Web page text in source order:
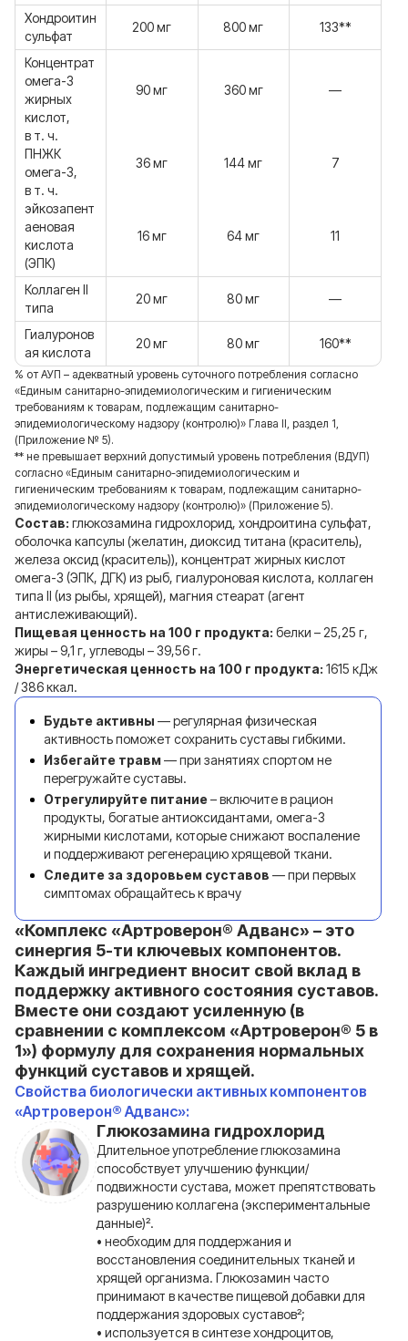
Хондроитин
сульфат
200 мг 800 мг 133**
Концентрат
омега-3
жирных
кислот,
в т. ч.
ПНЖК
омега-3,
в т. ч.
эйкозапент
аеновая
кислота
(ЭПК)
90 мг
36 мг
16 мг
360 мг
144 мг
64 мг
—
7
11
Коллаген II
типа
20 мг 80 мг —
Гиалуронов
ая кислота
20 мг 80 мг 160**
% от АУП – адекватный уровень суточного потребления согласно
«Единым санитарно-эпидемиологическим и гигиеническим
требованиям к товарам, подлежащим санитарно-
эпидемиологическому надзору (контролю)» Глава II, раздел 1,
(Приложение № 5).
** не превышает верхний допустимый уровень потребления (ВДУП)
согласно «Единым санитарно-эпидемиологическим и
гигиеническим требованиям к товарам, подлежащим санитарно-
эпидемиологическому надзору (контролю)» (Приложение 5).
Состав: глюкозамина гидрохлорид, хондроитина сульфат,
оболочка капсулы (желатин, диоксид титана (краситель),
железа оксид (краситель)), концентрат жирных кислот
омега-3 (ЭПК, ДГК) из рыб, гиалуроновая кислота, коллаген
типа II (из рыбы, хрящей), магния стеарат (агент
антислеживающий).
Пищевая ценность на 100 г продукта: белки – 25,25 г,
жиры – 9,1 г, углеводы – 39,56 г.
Энергетическая ценность на 100 г продукта: 1615 кДж
/ 386 ккал.
Будьте активны — регулярная физическая
активность поможет сохранить суставы гибкими.
Избегайте травм— при занятиях спортом не
перегружайте суставы.
Отрегулируйте питание – включите в рацион
продукты, богатые антиоксидантами, омега-3
жирными кислотами, которые снижают воспаление
и поддерживают регенерацию хрящевой ткани.
Следите за здоровьем суставов — при первых
симптомах обращайтесь к врачу
«Комплекс «Артроверон® Адванс» – это
синергия 5-ти ключевых компонентов.
Каждый ингредиент вносит свой вклад в
поддержку активного состояния суставов.
Вместе они создают усиленную (в
сравнении с комплексом «Артроверон® 5 в
1») формулу для сохранения нормальных
функций суставов и хрящей.
Свойства биологически активных компонентов
«Артроверон® Адванс»:
Глюкозамина гидрохлорид
Длительное употребление глюкозамина
способствует улучшению функции/
подвижности сустава, может препятствовать
разрушению коллагена (экспериментальные
данные)².
• необходим для поддержания и
восстановления соединительных тканей и
хрящей организма. Глюкозамин часто
принимают в качестве пищевой добавки для
поддержания здоровых суставов²;
• используется в синтезе хондроцитов,